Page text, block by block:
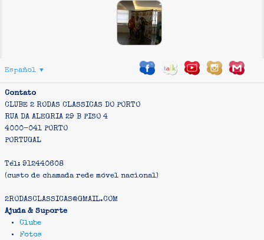
Español ▼
Contato
CLUBE 2 RODAS CLASSICAS DO PORTO
RUA DA ALEGRIA 29 B PISO 4
4000-041 PORTO
PORTUGAL
Tél: 912440608
(custo de chamada rede móvel nacional)
2RODASCLASSICAS@GMAIL.COM
Ajuda & Suporte
Clube
Fotos